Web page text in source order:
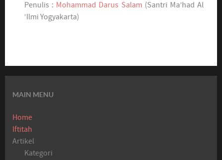
Penulis : Mohammad Darus Salam (Santri Ma’had Al
‘Ilmi Yogyakarta)
MAIN MENU
Home
Iftitah
Artikel
Kategori